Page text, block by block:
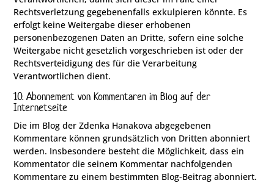
Rechtsverletzung gegebenenfalls exkulpieren könnte. Es
erfolgt keine Weitergabe dieser erhobenen
personenbezogenen Daten an Dritte, sofern eine solche
Weitergabe nicht gesetzlich vorgeschrieben ist oder der
Rechtsverteidigung des für die Verarbeitung
Verantwortlichen dient.
10. Abonnement von Kommentaren im Blog auf der
Internetseite
Die im Blog der Zdenka Hanakova abgegebenen
Kommentare können grundsätzlich von Dritten abonniert
werden. Insbesondere besteht die Möglichkeit, dass ein
Kommentator die seinem Kommentar nachfolgenden
Kommentare zu einem bestimmten Blog-Beitrag abonniert.